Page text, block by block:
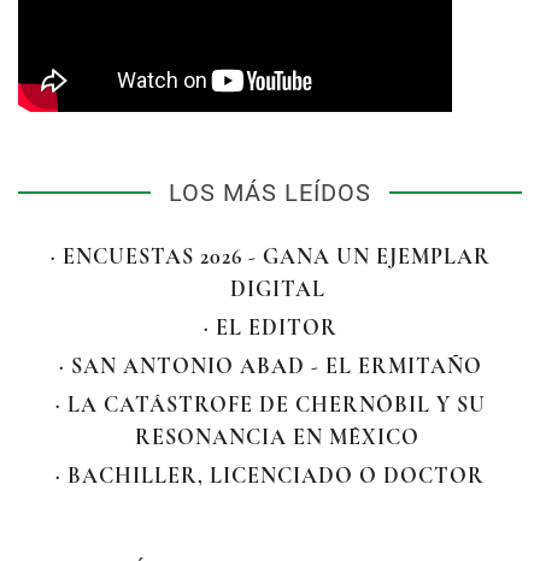
LOS MÁS LEÍDOS
· ENCUESTAS 2026 - GANA UN EJEMPLAR
DIGITAL
· EL EDITOR
· SAN ANTONIO ABAD - EL ERMITAÑO
· LA CATÁSTROFE DE CHERNÓBIL Y SU
RESONANCIA EN MÉXICO
· BACHILLER, LICENCIADO O DOCTOR